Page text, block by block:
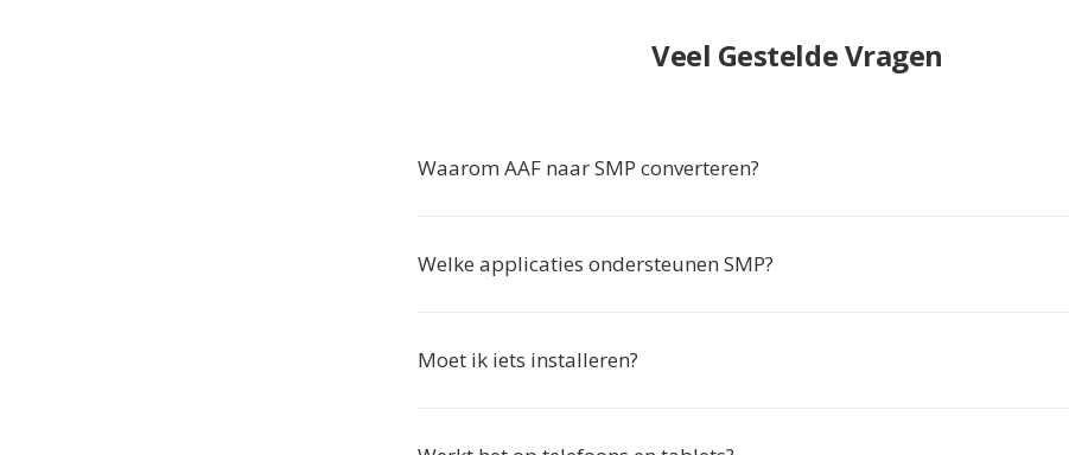
Veel Gestelde Vragen
Waarom AAF naar SMP converteren?
Welke applicaties ondersteunen SMP?
Moet ik iets installeren?